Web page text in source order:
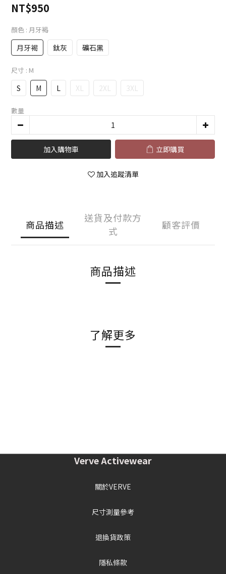
NT$950
顏色 : 月牙褐
月牙褐 鈦灰 礦石黑
尺寸 : M
S M L XL 2XL 3XL
數量
加入購物車 立即購買
加入追蹤清單
商品描述
送貨及付款方
式
顧客評價
商品描述
了解更多
Verve Activewear
關於VERVE
尺寸測量參考
退換貨政策
隱私條款